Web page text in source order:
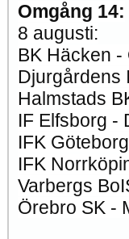
Omgång 14:
8 augusti:
BK Häcken -
Djurgårdens
Halmstads
IF Elfsborg -
IFK
IFK
Varbergs
Örebro SK -